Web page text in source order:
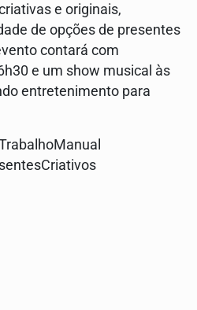
e originais,
de opções de presentes
contará com
e um show musical às
entretenimento para